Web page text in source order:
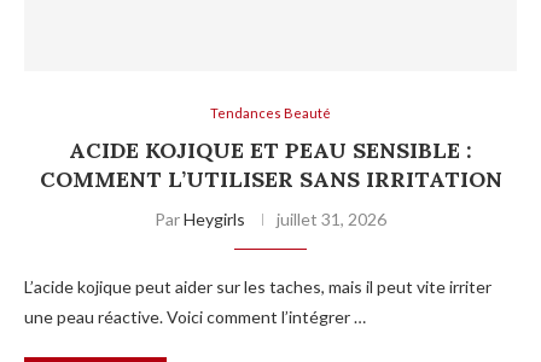
Tendances Beauté
ACIDE KOJIQUE ET PEAU SENSIBLE :
COMMENT L’UTILISER SANS IRRITATION
ParHeygirls juillet 31, 2026
L’acide kojique peut aider sur les taches, mais il peut vite irriter
une peau réactive. Voici comment l’intégrer …